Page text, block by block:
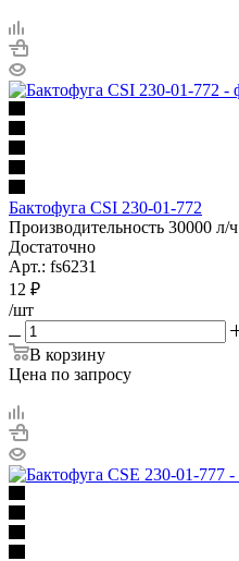
Бактофуга CSI 230-01-772
Производительность 30000 л/ч
Достаточно
Арт.: fs6231
12 ₽
/шт
В корзину
Цена по запросу